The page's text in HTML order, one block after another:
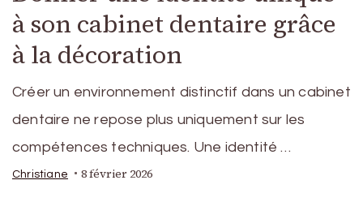
à son cabinet dentaire grâce
à la décoration
Créer un environnement distinctif dans un cabinet
dentaire ne repose plus uniquement sur les
compétences techniques. Une identité …
Christiane 8 février 2026